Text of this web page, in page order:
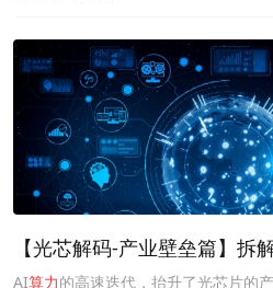
【光芯解码-产业壁垒篇】拆
高墙”
AI算力的高速迭代，抬升了光芯片的